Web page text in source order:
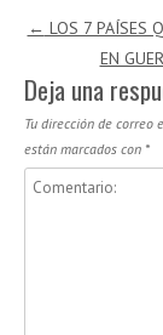
Navegación de
← LOS 7 PAÍSES
EN
Deja una
Tu dirección de correo
están marcados con *